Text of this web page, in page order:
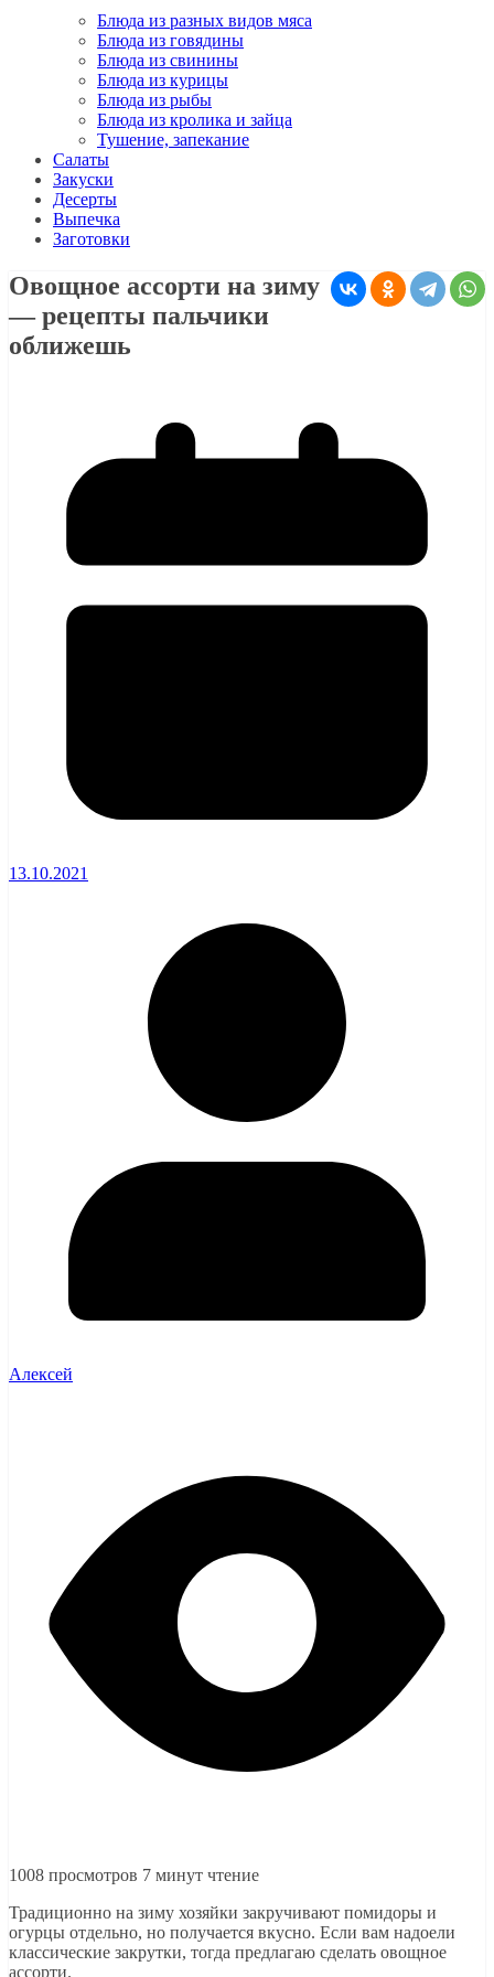
Блюда из разных видов мяса
Блюда из говядины
Блюда из свинины
Блюда из курицы
Блюда из рыбы
Блюда из кролика и зайца
Тушение, запекание
Салаты
Закуски
Десерты
Выпечка
Заготовки
Овощное ассорти на зиму
— рецепты пальчики
оближешь
13.10.2021
Алексей
1008 просмотров 7 минут чтение
Традиционно на зиму хозяйки закручивают помидоры и
огурцы отдельно, но получается вкусно. Если вам надоели
классические закрутки, тогда предлагаю сделать овощное
ассорти.